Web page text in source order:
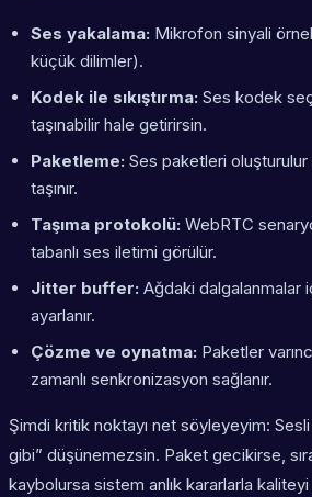
Ses yakalama: Mikrofon sinyali
küçük dilimler).
Kodek ile sıkıştırma: Ses kodek
taşınabilir hale getirirsin.
Paketleme: Ses paketleri
taşınır.
Taşıma protokolü: WebRTC
tabanlı ses iletimi görülür.
Jitter buffer: Ağdaki dalgalanmalar
ayarlanır.
Çözme ve oynatma: Paketler
zamanlı senkronizasyon sağlanır.
Şimdi kritik noktayı net söyleyeyim:
gibi” düşünemezsin. Paket gecikirse,
kaybolursa sistem anlık kararlarla kaliteyi